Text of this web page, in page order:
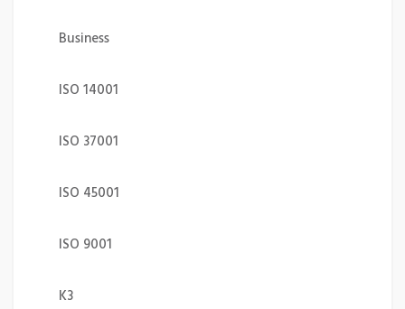
Business
ISO 14001
ISO 37001
ISO 45001
ISO 9001
K3